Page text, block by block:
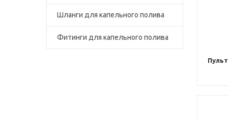
Шланги для капельного полива
Фитинги для капельного полива